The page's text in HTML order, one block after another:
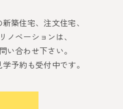
築住宅、注文住宅、
ノベーションは、
い合わせ下さい。
予約も受付中です。